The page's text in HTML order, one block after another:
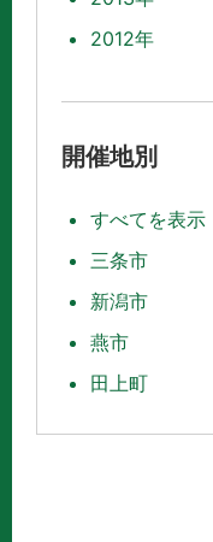
2012年
開催地別
すべてを表示
三条市
新潟市
燕市
田上町